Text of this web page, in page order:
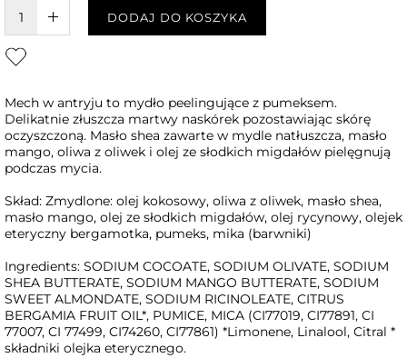
W KOSZYKU :)DODAJ DO KOSZYKA
Mech w antryju to mydło peelingujące z pumeksem.
Delikatnie złuszcza martwy naskórek pozostawiając skórę
oczyszczoną. Masło shea zawarte w mydle natłuszcza, masło
mango, oliwa z oliwek i olej ze słodkich migdałów pielęgnują
podczas mycia.
Skład: Zmydlone: olej kokosowy, oliwa z oliwek, masło shea,
masło mango, olej ze słodkich migdałów, olej rycynowy, olejek
eteryczny bergamotka, pumeks, mika (barwniki)
Ingredients: SODIUM COCOATE, SODIUM OLIVATE, SODIUM
SHEA BUTTERATE, SODIUM MANGO BUTTERATE, SODIUM
SWEET ALMONDATE, SODIUM RICINOLEATE, CITRUS
BERGAMIA FRUIT OIL*, PUMICE, MICA (CI77019, CI77891, CI
77007, CI 77499, CI74260, CI77861) *Limonene, Linalool, Citral *
składniki olejka eterycznego.